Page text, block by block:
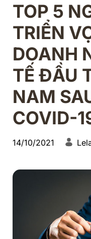
TOP 5
TRIỂN
DOANH
TẾ ĐẦU
NAM
COVID-
14/10/2021